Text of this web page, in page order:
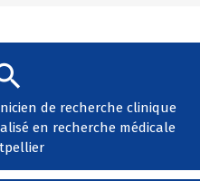
de recherche clinique
en recherche médicale